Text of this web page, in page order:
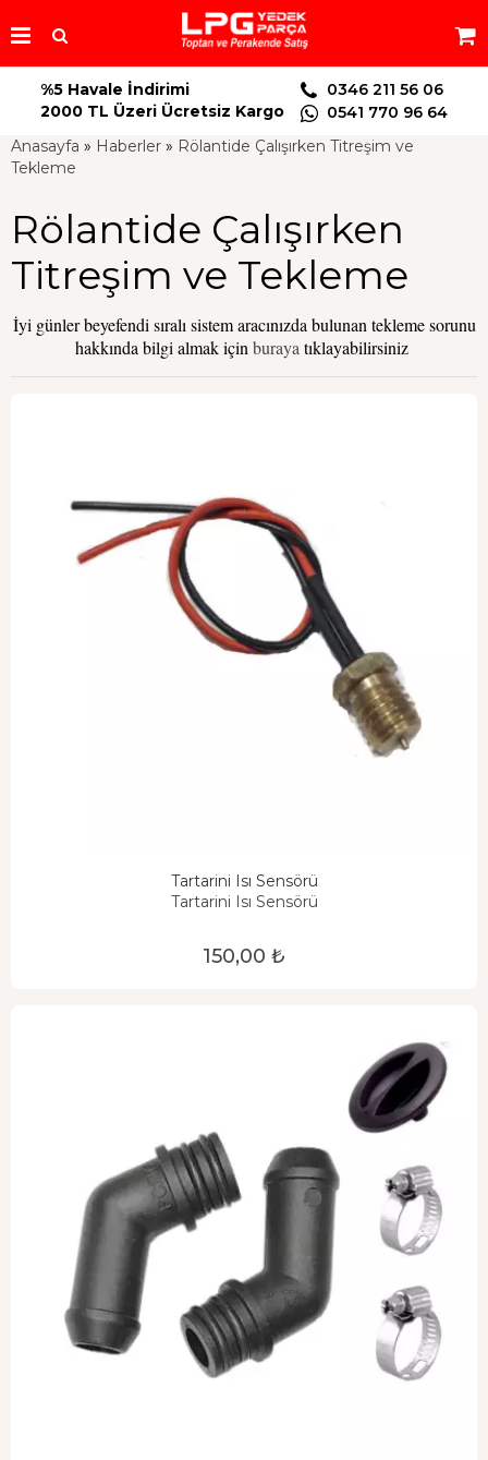
%5 Havale İndirimi
2000 TL Üzeri Ücretsiz Kargo
0346 211 56 06
0541 770 96 64
Anasayfa » Haberler » Rölantide Çalışırken Titreşim ve
Tekleme
Rölantide Çalışırken
Titreşim ve Tekleme
İyi günler beyefendi sıralı sistem aracınızda bulunan tekleme sorunu
hakkında bilgi almak için buraya tıklayabilirsiniz
Tartarini Isı Sensörü
Tartarini Isı Sensörü
150,00 ₺